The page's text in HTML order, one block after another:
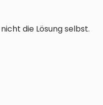
die Lösung selbst.